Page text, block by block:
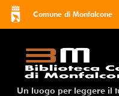
Comune di Monfalcone
Un luogo per leggere il